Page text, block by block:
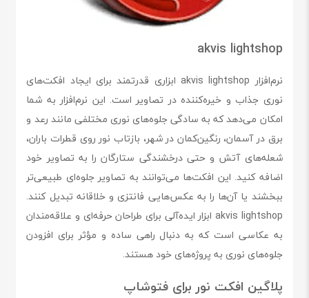
akvis lightshop
نرم‌افزار akvis lightshop ابزاری قدرتمند برای ایجاد افکت‌های
نوری جذاب و خیره‌کننده در تصاویر است. این نرم‌افزار به شما
امکان می‌دهد که به سادگی جلوه‌های نوری مختلفی مانند رعد و
برق در آسمان، رنگین‌کمان در شهر، بازتاب نور روی قطرات باران،
شعله‌های آتش و حتی درخشندگی ستارگان را به تصاویر خود
اضافه کنید. این افکت‌ها می‌توانند به تصاویر جلوه‌ای طبیعی‌تر
ببخشند یا آن‌ها را به عکس‌هایی فانتزی و خلاقانه تبدیل کنند.
akvis lightshop ابزار ایده‌آلی برای طراحان حرفه‌ای و علاقه‌مندان
به عکاسی است که به دنبال راهی ساده و مؤثر برای افزودن
جلوه‌های نوری به پروژه‌های خود هستند.
پلاگین افکت نور برای فتوشاپ